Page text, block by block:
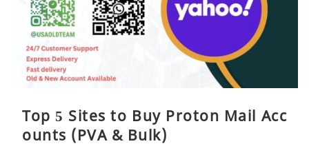
Top 5 Sites to Buy Proton Mail Acc
ounts (PVA & Bulk)